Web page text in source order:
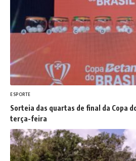
ESPORTE
Sorteia das quartas de final da Copa
terça-feira